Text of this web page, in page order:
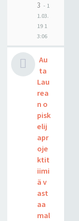
3 - 1
1.03.
19 1
3:06
Au
ta
Lau
rea
n o
pisk
elij
apr
oje
ktit
iimi
ä v
ast
aa
mal